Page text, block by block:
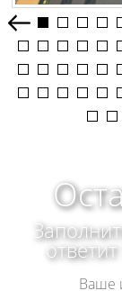
prev